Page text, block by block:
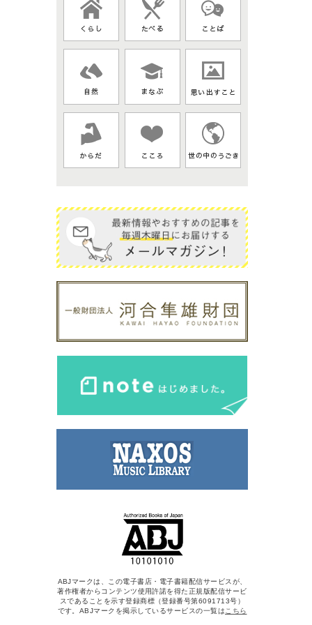
ABJマークは、この電子書店・電子書籍配信サービスが、
著作権者からコンテンツ使用許諾を得た正規版配信サービ
スであることを示す登録商標（登録番号第6091713号）
です。ABJマークを掲示しているサービスの一覧は こちら